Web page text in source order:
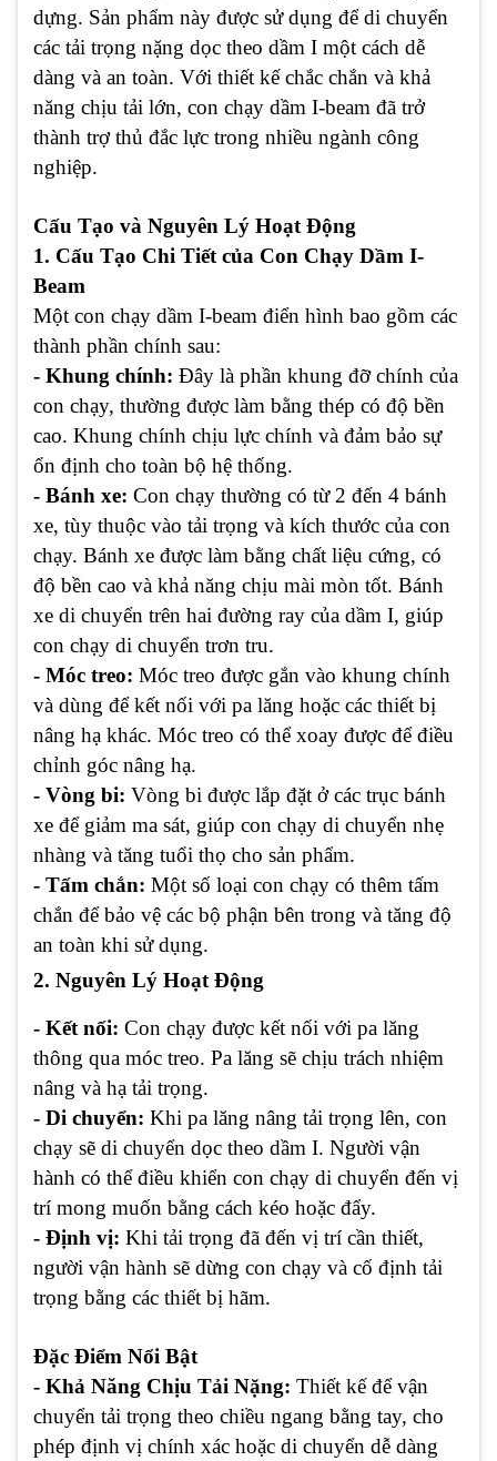
dựng. Sản phẩm này được sử dụng để di chuyển
các tải trọng nặng dọc theo dầm I một cách dễ
dàng và an toàn. Với thiết kế chắc chắn và khả
năng chịu tải lớn, con chạy dầm I-beam đã trở
thành trợ thủ đắc lực trong nhiều ngành công
nghiệp.
Cấu Tạo và Nguyên Lý Hoạt Động
1. Cấu Tạo Chi Tiết của Con Chạy Dầm I-
Beam
Một con chạy dầm I-beam điển hình bao gồm các
thành phần chính sau:
- Khung chính: Đây là phần khung đỡ chính của
con chạy, thường được làm bằng thép có độ bền
cao. Khung chính chịu lực chính và đảm bảo sự
ổn định cho toàn bộ hệ thống.
- Bánh xe: Con chạy thường có từ 2 đến 4 bánh
xe, tùy thuộc vào tải trọng và kích thước của con
chạy. Bánh xe được làm bằng chất liệu cứng, có
độ bền cao và khả năng chịu mài mòn tốt. Bánh
xe di chuyển trên hai đường ray của dầm I, giúp
con chạy di chuyển trơn tru.
- Móc treo: Móc treo được gắn vào khung chính
và dùng để kết nối với pa lăng hoặc các thiết bị
nâng hạ khác. Móc treo có thể xoay được để điều
chỉnh góc nâng hạ.
- Vòng bi: Vòng bi được lắp đặt ở các trục bánh
xe để giảm ma sát, giúp con chạy di chuyển nhẹ
nhàng và tăng tuổi thọ cho sản phẩm.
- Tấm chắn: Một số loại con chạy có thêm tấm
chắn để bảo vệ các bộ phận bên trong và tăng độ
an toàn khi sử dụng.
2. Nguyên Lý Hoạt Động
- Kết nối: Con chạy được kết nối với pa lăng
thông qua móc treo. Pa lăng sẽ chịu trách nhiệm
nâng và hạ tải trọng.
- Di chuyển: Khi pa lăng nâng tải trọng lên, con
chạy sẽ di chuyển dọc theo dầm I. Người vận
hành có thể điều khiển con chạy di chuyển đến vị
trí mong muốn bằng cách kéo hoặc đẩy.
- Định vị: Khi tải trọng đã đến vị trí cần thiết,
người vận hành sẽ dừng con chạy và cố định tải
trọng bằng các thiết bị hãm.
Đặc Điểm Nổi Bật
- Khả Năng Chịu Tải Nặng: Thiết kế để vận
chuyển tải trọng theo chiều ngang bằng tay, cho
phép định vị chính xác hoặc di chuyển dễ dàng